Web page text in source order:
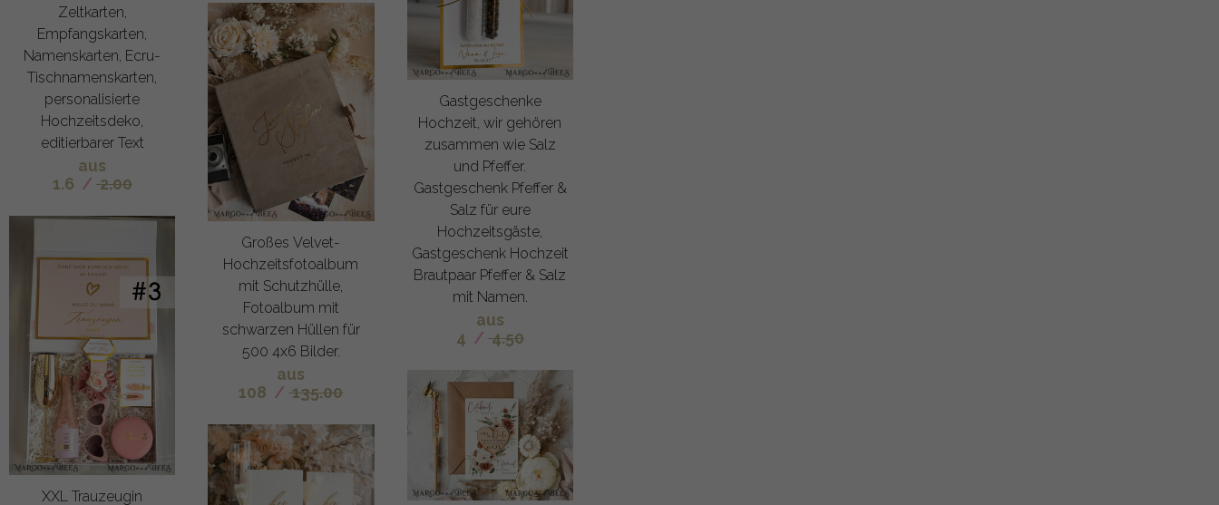
Zeltkarten,
Empfangskarten,
Namenskarten, Ecru-
Tischnamenskarten,
personalisierte
Hochzeitsdeko,
editierbarer Text
aus
1.6 / 2.00
XXL Trauzeugin
Großes Velvet-
Hochzeitsfotoalbum
mit Schutzhülle,
Fotoalbum mit
schwarzen Hüllen für
500 4x6 Bilder.
aus
108 / 135.00
Gastgeschenke
Hochzeit, wir gehören
zusammen wie Salz
und Pfeffer.
Gastgeschenk Pfeffer &
Salz für eure
Hochzeitsgäste,
Gastgeschenk Hochzeit
Brautpaar Pfeffer & Salz
mit Namen.
aus
4 / 4.50